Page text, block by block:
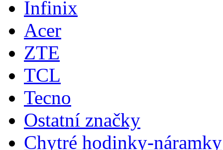
Infinix
Acer
ZTE
TCL
Tecno
Ostatní značky
Chytré hodinky-náramky